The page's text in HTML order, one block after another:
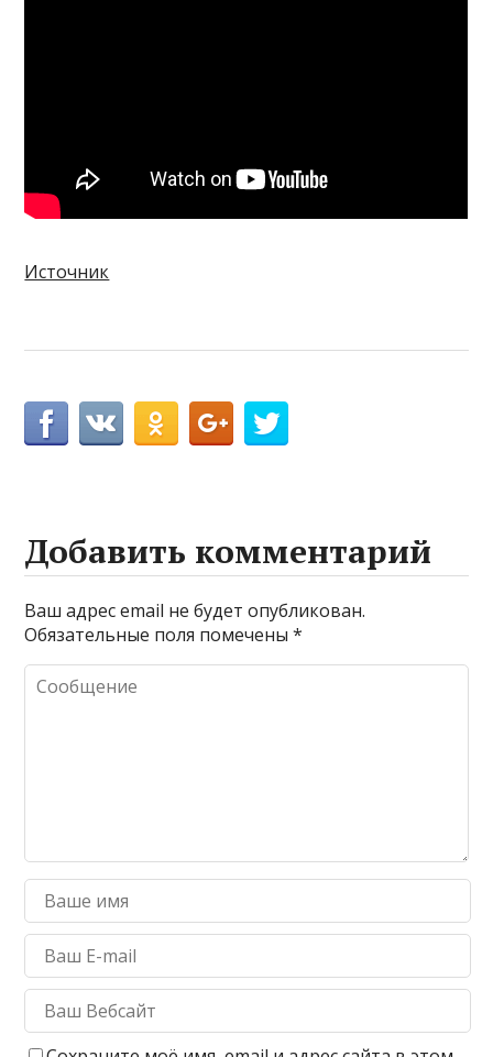
Источник
Добавить комментарий
Ваш адрес email не будет опубликован.
Обязательные поля помечены*